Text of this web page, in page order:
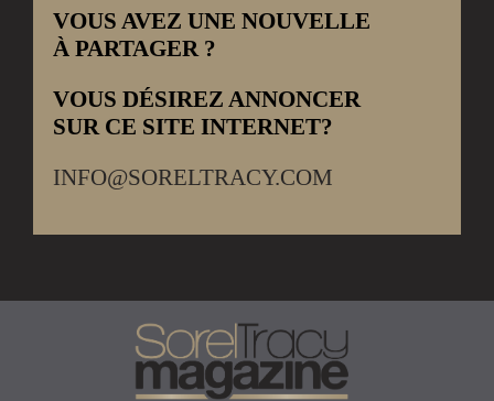
VOUS AVEZ UNE NOUVELLE
À PARTAGER ?
VOUS DÉSIREZ ANNONCER
SUR CE SITE INTERNET?
INFO@SORELTRACY.COM